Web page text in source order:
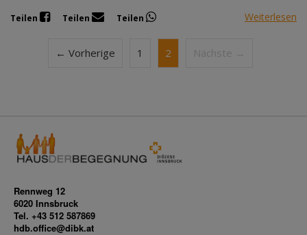
Teilen Teilen Teilen Weiterlesen
← Vorherige 1 2 Nächste →
Rennweg 12
6020 Innsbruck
Tel. +43 512 587869
hdb.office@dibk.at